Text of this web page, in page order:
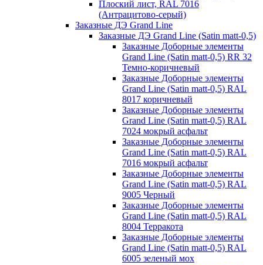
Плоский лист, RAL 7016
(Антрацитово-серый)
Заказные ДЭ Grand Line
Заказные ДЭ Grand Line (Satin matt-0,5)
Заказные Доборные элементы
Grand Line (Satin matt-0,5) RR 32
Темно-коричневый
Заказные Доборные элементы
Grand Line (Satin matt-0,5) RAL
8017 коричневый
Заказные Доборные элементы
Grand Line (Satin matt-0,5) RAL
7024 мокрый асфальт
Заказные Доборные элементы
Grand Line (Satin matt-0,5) RAL
7016 мокрый асфальт
Заказные Доборные элементы
Grand Line (Satin matt-0,5) RAL
9005 Черный
Заказные Доборные элементы
Grand Line (Satin matt-0,5) RAL
8004 Терракота
Заказные Доборные элементы
Grand Line (Satin matt-0,5) RAL
6005 зеленый мох